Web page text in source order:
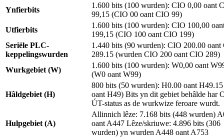
Ynfierbits
1.600 bits (100 wurden): CIO 0,00 oant
99,15 (CIO 00 oant CIO 99)
Utfierbits
1.600 bits (100 wurden): CIO 100,00
199,15 (CIO 100 oant CIO 199)
Seriële PLC-
keppelingswurden
1.440 bits (90 wurden): CIO 200.00 oant
289.15 (wurden CIO 200 oant CIO 289)
Wurkgebiet (W)
1.600 bits (100 wurden): W0,00 oant
(W0 oant W99)
Hâldgebiet (H)
800 bits (50 wurden): H0.00 oant
oant H49) Bits yn dit gebiet behâlde har
ÚT-status as de wurkwize feroare wurdt.
Hulpgebiet (A)
Allinnich lêze: 7.168 bits (448 wurden)
oant A447 Lêze/skriuwe: 4.896 bits (306
wurden) yn wurden A448 oant A753